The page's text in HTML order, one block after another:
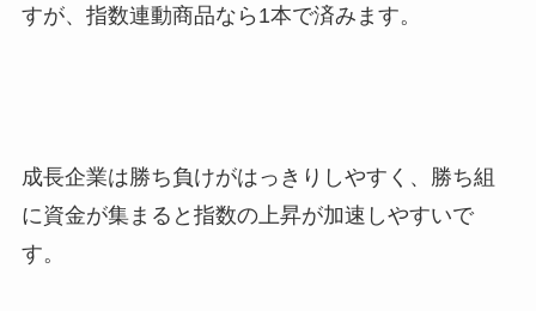
すが、指数連動商品なら1本で済みます。
成長企業は勝ち負けがはっきりしやすく、勝ち組
に資金が集まると指数の上昇が加速しやすいで
す。